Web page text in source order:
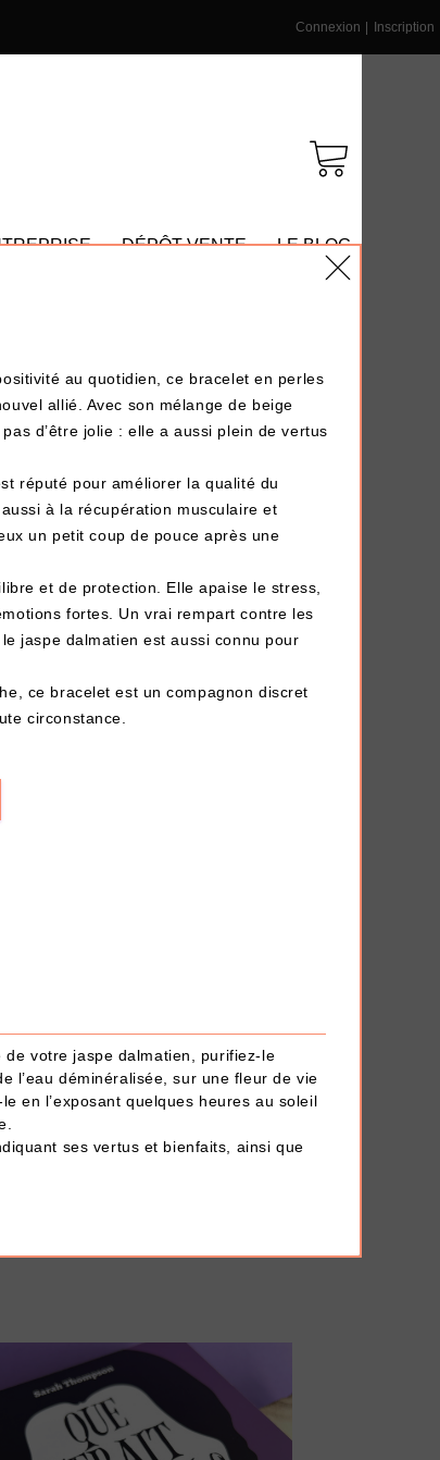
Connexion Inscription
DÉPÔT-VENTE LE BLOG
au quotidien, ce bracelet en perles
allié. Avec son mélange de beige
d’être jolie : elle a aussi plein de vertus
réputé pour améliorer la qualité du
à la récupération musculaire et
un petit coup de pouce après une
et de protection. Elle apaise le stress,
fortes. Un vrai rempart contre les
jaspe dalmatien est aussi connu pour
ce bracelet est un compagnon discret
circonstance.
votre jaspe dalmatien, purifiez-le
l’eau déminéralisée, sur une fleur de vie
en l’exposant quelques heures au soleil
ses vertus et bienfaits, ainsi que
AJOUTER À MA BOX
que 7 en stock !